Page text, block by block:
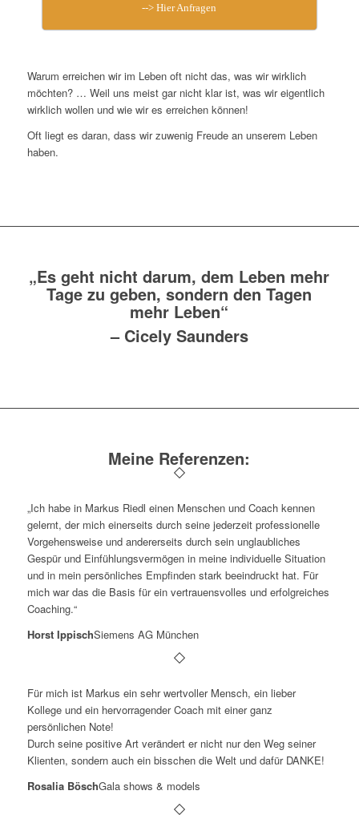
--> Hier Anfragen
Warum erreichen wir im Leben oft nicht das, was wir wirklich
möchten? … Weil uns meist gar nicht klar ist, was wir eigentlich
wirklich wollen und wie wir es erreichen können!
Oft liegt es daran, dass wir zuwenig Freude an unserem Leben
haben.
„Es geht nicht darum, dem Leben mehr
Tage zu geben, sondern den Tagen
mehr Leben“
–Cicely Saunders
Meine Referenzen:
„Ich habe in Markus Riedl einen Menschen und Coach kennen
gelernt, der mich einerseits durch seine jederzeit professionelle
Vorgehensweise und andererseits durch sein unglaubliches
Gespür und Einfühlungsvermögen in meine individuelle Situation
und in mein persönliches Empfinden stark beeindruckt hat. Für
mich war das die Basis für ein vertrauensvolles und erfolgreiches
Coaching.“
Horst IppischSiemens AG München
Für mich ist Markus ein sehr wertvoller Mensch, ein lieber
Kollege und ein hervorragender Coach mit einer ganz
persönlichen Note!
Durch seine positive Art verändert er nicht nur den Weg seiner
Klienten, sondern auch ein bisschen die Welt und dafür DANKE!
Rosalia BöschGala shows & models